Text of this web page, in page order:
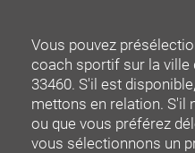
Vous pouvez
coach sportif sur la ville
33460. S'il est
mettons en relation. S'il
ou que vous préférez
vous sélectionnons un